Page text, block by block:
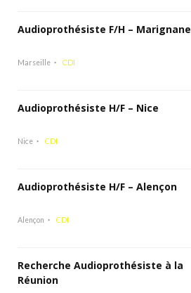
Audioprothésiste F/H – Marignane
Marseille CDI
Audioprothésiste H/F – Nice
Nice CDI
Audioprothésiste H/F – Alençon
Alençon CDI
Recherche Audioprothésiste à la
Réunion